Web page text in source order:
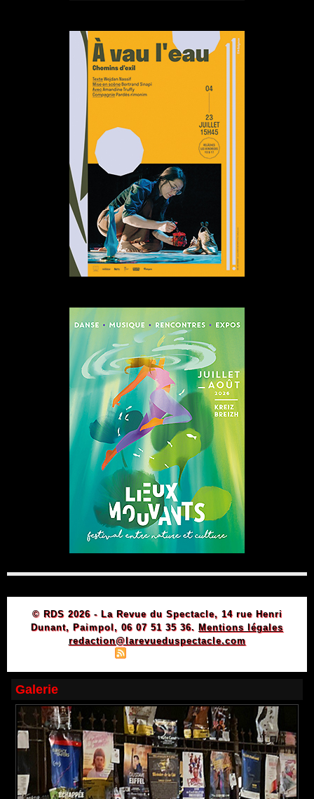
© RDS 2026 - La Revue du Spectacle, 14 rue Henri
Dunant, Paimpol, 06 07 51 35 36. Mentions légales
redaction@larevueduspectacle.com
Galerie